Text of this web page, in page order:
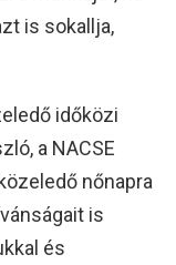
is sokallja,
időközi
a NACSE
nőnapra
is
és